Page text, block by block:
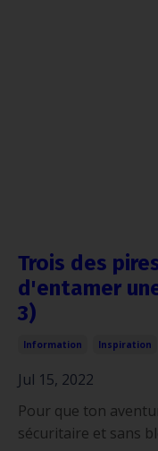
Trois des
d'entamer
3)
Information Inspiration
Jul 15, 2022
Pour que ton
sécuritaire et sans